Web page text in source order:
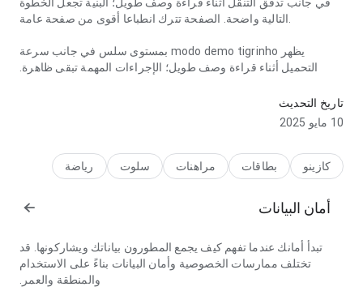
يظهر modo demo tigrinho بمستوى سلس في جانب سرعة
التحميل أثناء قراءة وصف طويل؛ الإجراءات المهمة تبقى ظاهرة.
تاريخ التحديث
10 مايو 2025
كازينو بطاقات مراهنات سلوت رياضة
أمان البيانات
تبدأ أمانك عندما تفهم كيف يجمع المطورون بياناتك ويشاركونها. قد
تختلف ممارسات الخصوصية وأمان البيانات بناءً على الاستخدام
والمنطقة والعمر.